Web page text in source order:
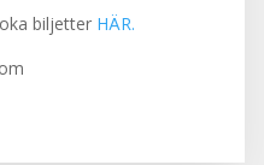
biljetter HÄR.